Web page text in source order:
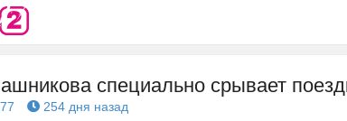
специально срывает
254 дня назад